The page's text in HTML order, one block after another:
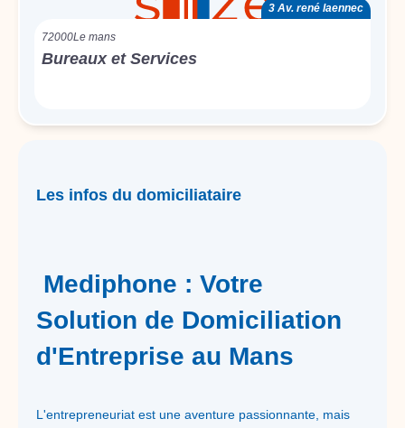
3 Av. rené laennec
72000Le mans
Bureaux et Services
Les infos du domiciliataire
Mediphone : Votre
Solution de Domiciliation
d'Entreprise au Mans
L'entrepreneuriat est une aventure passionnante, mais